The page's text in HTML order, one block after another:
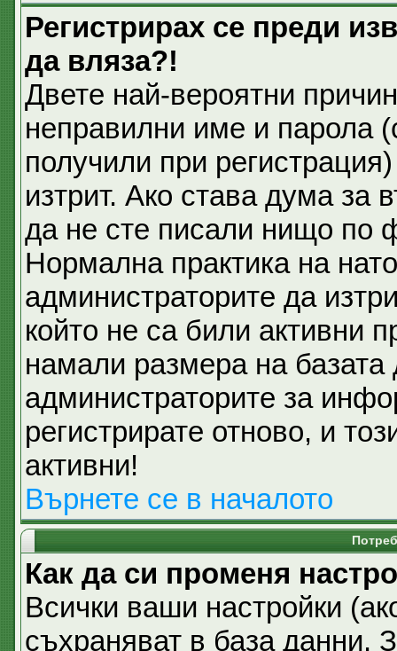
Регистрирах се преди
да вляза?!
Двете най-вероятни
неправилни име и парола
получили при
изтрит. Ако става дума за
да не сте писали нищо по
Нормална практика на
администраторите да
който не са били активни
намали размера на
администраторите за
регистрирате отново, и
активни!
Върнете се в началото
Как да си променя
Всички ваши настройки
съхраняват в база данни.